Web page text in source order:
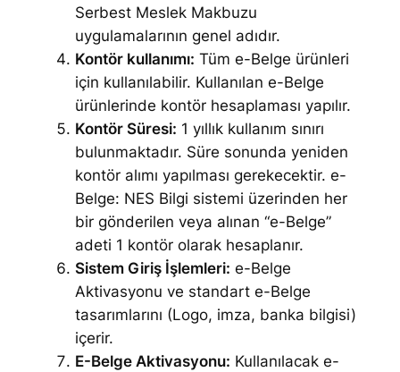
Serbest Meslek Makbuzu
uygulamalarının genel adıdır.
Kontör kullanımı: Tüm e-Belge ürünleri
için kullanılabilir. Kullanılan e-Belge
ürünlerinde kontör hesaplaması yapılır.
Kontör Süresi: 1 yıllık kullanım sınırı
bulunmaktadır. Süre sonunda yeniden
kontör alımı yapılması gerekecektir. e-
Belge: NES Bilgi sistemi üzerinden her
bir gönderilen veya alınan “e-Belge”
adeti 1 kontör olarak hesaplanır.
Sistem Giriş İşlemleri: e-Belge
Aktivasyonu ve standart e-Belge
tasarımlarını (Logo, imza, banka bilgisi)
içerir.
E-Belge Aktivasyonu: Kullanılacak e-